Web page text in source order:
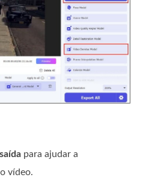
para ajudar a
vídeo.